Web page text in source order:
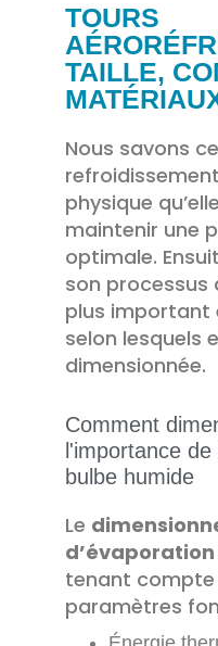
TOURS
TAILLE,
Nous savons
physique
maintenir une
optimale.
son
plus important
selon lesquels
dimensionnée.
Comment
l'importance
bulbe humide
Le
d’évaporation
tenant
paramètres